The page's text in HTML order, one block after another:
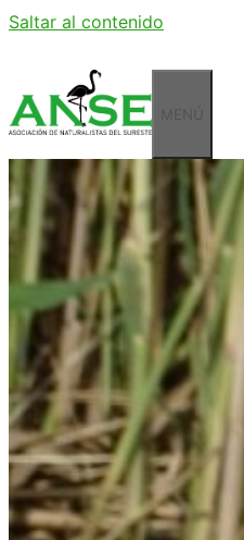
Saltar al contenido